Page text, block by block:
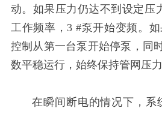
动。如果压力仍达不到设定压
工作频率，3 #泵开始变频。
控制从第一台泵开始停泵，同
数平稳运行，始终保持管网压力
在瞬间断电的情况下，系